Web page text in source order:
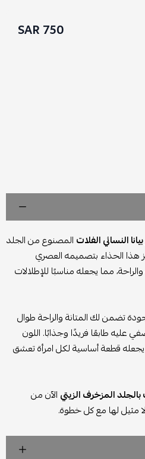
750 SAR
النسائي الفلات المصنوع من الجلد
هذا الحذاء بتصميمه العصري
مما يجعله مناسبًا للإطلالات
تضمن لك المتانة والراحة طوال
عليه طابعًا فريدًا وجذابًا. اللون
قطعة أساسية لكل امرأة تعشق
بالجلد المزخرف الزيتي الآن من
مثيل لها مع كل خطوة.